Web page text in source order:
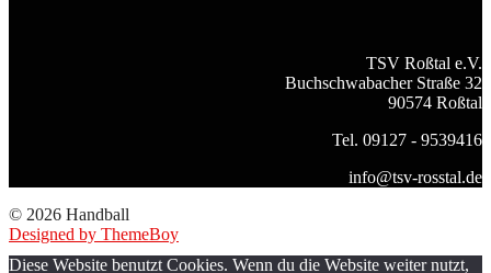
TSV Roßtal e.V.
Buchschwabacher Straße 32
90574 Roßtal
Tel. 09127 - 9539416
info@tsv-rosstal.de
© 2026 Handball
Designed by ThemeBoy
Diese Website benutzt Cookies. Wenn du die Website weiter nutzt,